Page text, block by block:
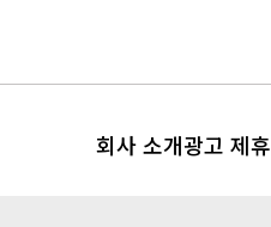
회사 소개광고 제휴